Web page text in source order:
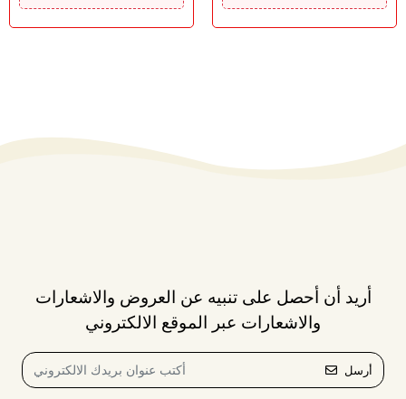
أريد أن أحصل على تنبيه عن العروض والاشعارات
والاشعارات عبر الموقع الالكتروني
أرسل